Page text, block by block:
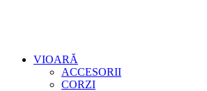
VIOARĂ
ACCESORII
CORZI